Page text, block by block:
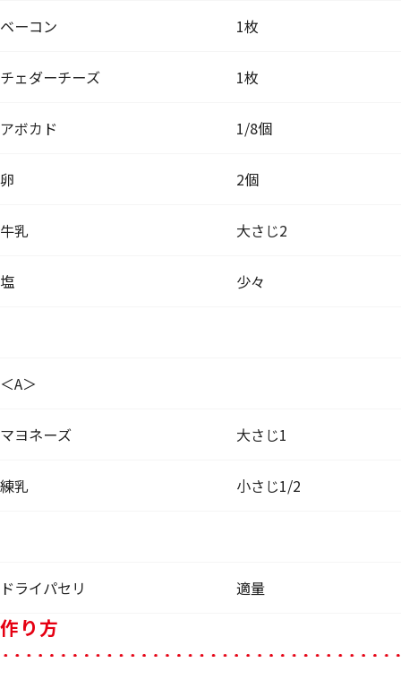
ベーコン 1枚
チェダーチーズ 1枚
アボカド 1/8個
卵 2個
牛乳 大さじ2
塩 少々
＜A＞
マヨネーズ 大さじ1
練乳 小さじ1/2
ドライパセリ 適量
作り方